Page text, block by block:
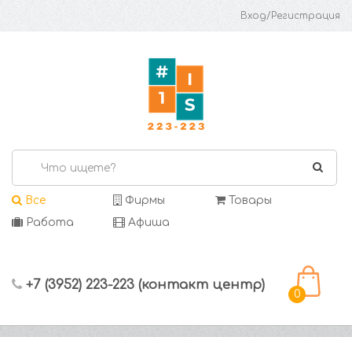
Вход/Регистрация
Все Фирмы
Товары
Работа
Афиша
+7 (3952) 223-223 (контакт центр)
0